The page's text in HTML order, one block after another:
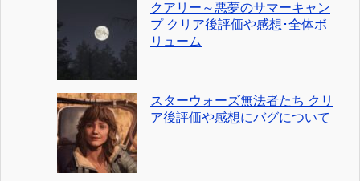
クアリー～悪夢のサマーキャン
プ クリア後評価や感想･全体ボ
リューム
スターウォーズ無法者たち クリ
ア後評価や感想にバグについて